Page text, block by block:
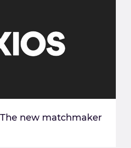
new matchmaker